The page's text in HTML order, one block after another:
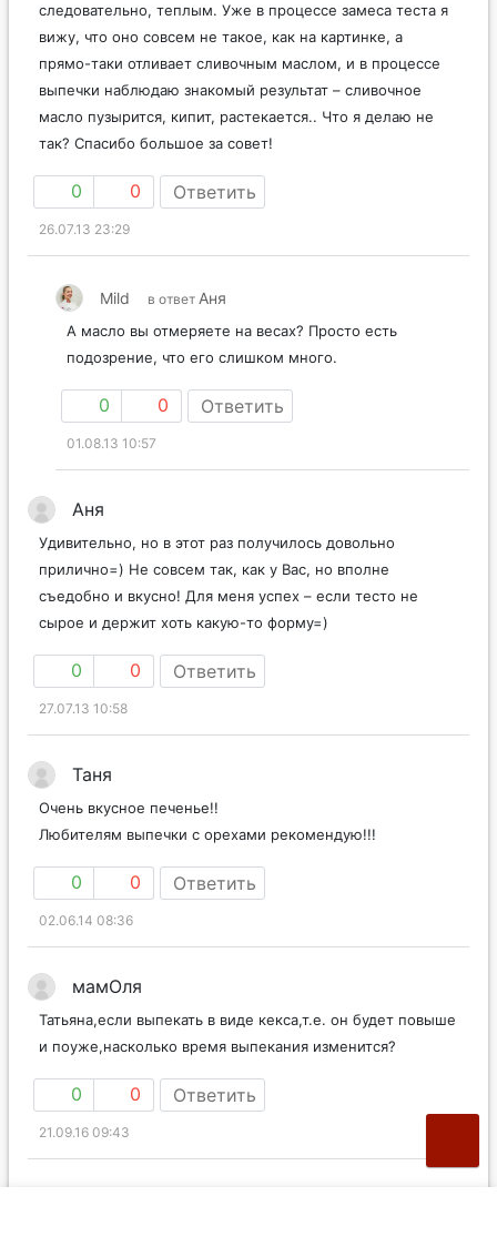
следовательно, теплым. Уже в процессе замеса теста я
вижу, что оно совсем не такое, как на картинке, а
прямо-таки отливает сливочным маслом, и в процессе
выпечки наблюдаю знакомый результат – сливочное
масло пузырится, кипит, растекается.. Что я делаю не
так? Спасибо большое за совет!
0 0 Ответить
26.07.13 23:29
Mild в ответ Аня
А масло вы отмеряете на весах? Просто есть
подозрение, что его слишком много.
0 0 Ответить
01.08.13 10:57
Аня
Удивительно, но в этот раз получилось довольно
прилично=) Не совсем так, как у Вас, но вполне
съедобно и вкусно! Для меня успех – если тесто не
сырое и держит хоть какую-то форму=)
0 0 Ответить
27.07.13 10:58
Таня
Очень вкусное печенье!!
Любителям выпечки с орехами рекомендую!!!
0 0 Ответить
02.06.14 08:36
мамОля
Татьяна,если выпекать в виде кекса,т.е. он будет повыше
и поуже,насколько время выпекания изменится?
0 0 Ответить
21.09.16 09:43